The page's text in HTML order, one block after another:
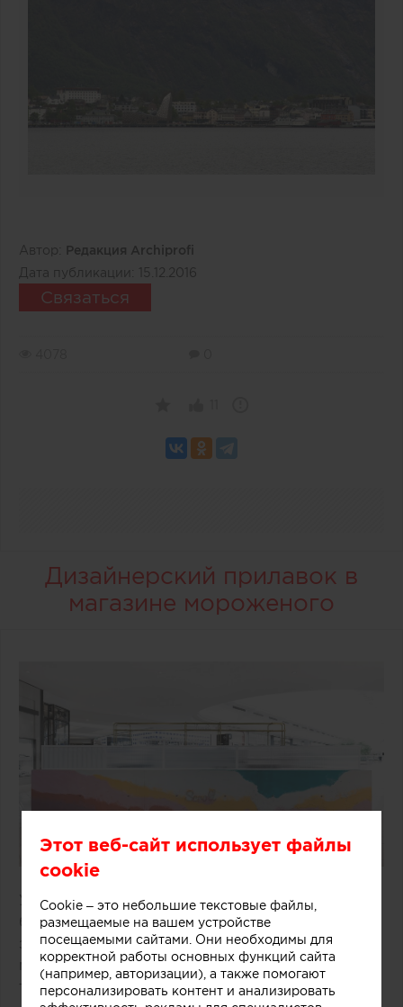
Автор:
Редакция Archiprofi
Дата публикации:
15.12.2016
Связаться
Дизайнерский прилавок в
магазине мороженого
Удачное решение предложили специалисты
бюро One Design Office и Studio Twocan,
занимавшиеся дизайном небольшого магазина
мороженого, расположенного в одном из
торговых центров Мельбурна (Австралия).
Этот веб-сайт использует файлы
cookie
Cookie – это небольшие текстовые файлы,
размещаемые на вашем устройстве
посещаемыми сайтами. Они необходимы для
корректной работы основных функций сайта
(например, авторизации), а также помогают
персонализировать контент и анализировать